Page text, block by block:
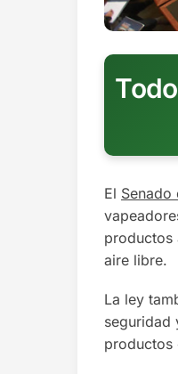
El Senado
productos
aire libre.
La ley
seguridad
productos